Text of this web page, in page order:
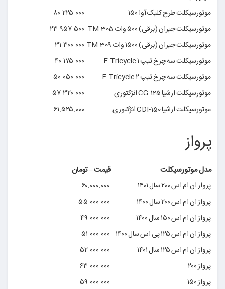
موتورسیکلت طرح کلیک آوا ۱۵۰
۸۰.۲۲۵.۰۰۰
موتورسیکلت جیران (برقی) ۵۰۰ وات TM-305
۲۳.۹۵۷.۵۰۰
موتورسیکلت جیران (برقی) ۱۵۰۰ وات TM-309
۳۱.۳۰۰.۰۰۰
موتورسیکلت سه چرخ تیپ ۱ E-Tricycle
۴۰.۱۷۵.۰۰۰
موتورسیکلت سه چرخ تیپ ۲ E-Tricycle
۵۰.۰۵۰.۰۰۰
موتورسیکلت ارشیا CG-125 انژکتوری
۵۷.۳۲۰.۰۰۰
موتورسیکلت ارشیا CDI-150 انژکتوری
۶۱.۵۲۵.۰۰۰
پرواز
مدل موتورسیکلت قیمت – تومان
پرواز ان ام اس ۲۰۰ سال ۱۴۰۱
۶۰.۰۰۰.۰۰۰
پرواز ان ام اس ۲۰۰ سال ۱۴۰۰
۵۵.۰۰۰.۰۰۰
پرواز ان ام اس ۱۵۰ سال ۱۴۰۰
۴۹.۰۰۰.۰۰۰
پرواز ان ام اس ۱۲۵ پی اس سال ۱۴۰۰
۵۱.۰۰۰.۰۰۰
پرواز ان ام اس ۱۲۵ سال ۱۴۰۱
۵۲.۰۰۰.۰۰۰
پرواز ۲۰۰
۶۳.۰۰۰.۰۰۰
پرواز ۱۵۰
۵۹.۰۰۰.۰۰۰